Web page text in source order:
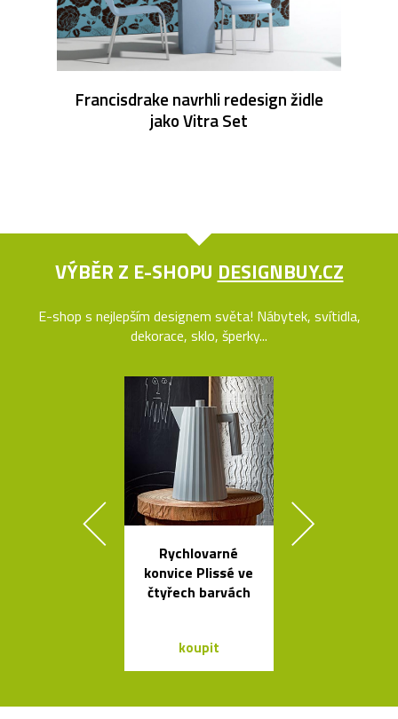
Francisdrake navrhli redesign židle
jako Vitra Set
VÝBĚR Z E-SHOPU DESIGNBUY.CZ
E-shop s nejlepším designem světa! Nábytek, svítidla,
dekorace, sklo, šperky...
Rychlovarné
konvice Plissé ve
čtyřech barvách
koupit